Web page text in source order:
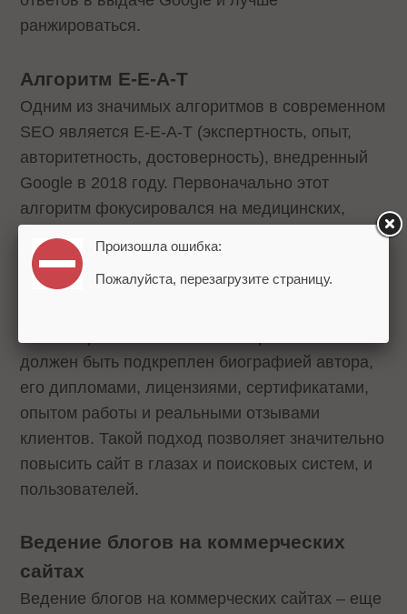
ранжироваться.
Алгоритм E-E-A-T
Одним из значимых алгоритмов в современном
SEO является E-E-A-T (экспертность, опыт,
авторитетность, достоверность), внедренный
Google в 2018 году. Первоначально этот
алгоритм фокусировался на медицинских,
качество контента играло ключевую роль.
должен быть подкреплен биографией автора,
его дипломами, лицензиями, сертификатами,
опытом работы и реальными отзывами
клиентов. Такой подход позволяет значительно
повысить сайт в глазах и поисковых систем, и
пользователей.
Ведение блогов на коммерческих
сайтах
Ведение блогов на коммерческих сайтах – еще
Произошла ошибка:
Пожалуйста, перезагрузите страницу.